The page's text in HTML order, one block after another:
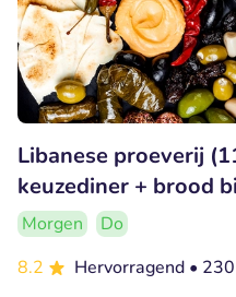
Libanese proeverij
keuzediner + brood
Morgen
Do
8.2
Hervorragend •